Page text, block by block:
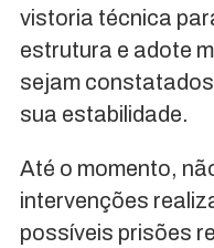
vistoria técnica
estrutura e adote
sejam
sua estabilidade.
Até o momento,
intervenções
possíveis prisões